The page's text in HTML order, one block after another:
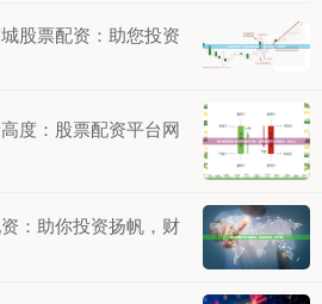
股票配资：助您投资
度：股票配资平台网
：助你投资扬帆，财